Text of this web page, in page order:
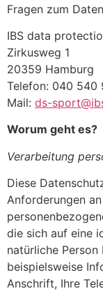
Fragen zum
IBS data
Zirkusweg 1
20359 Hamburg
Telefon: 040 540
Mail: ds-
Worum geht es?
Verarbeitung
Diese
Anforderungen
die sich auf eine
natürliche
beispielsweise
Anschrift, Ihre